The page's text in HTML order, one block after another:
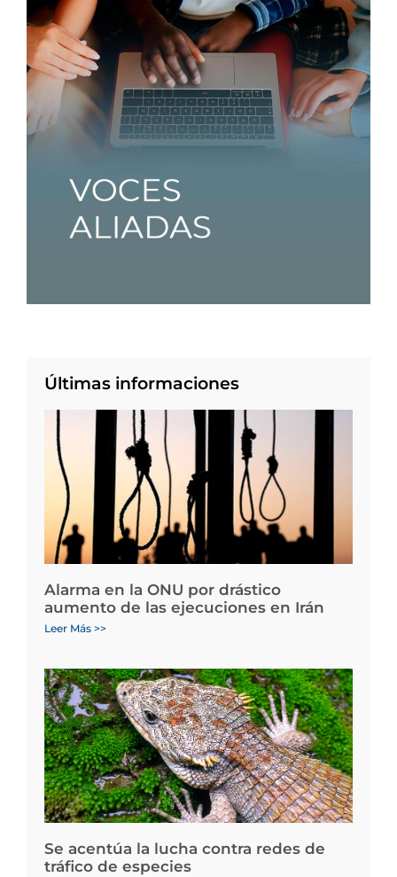
Últimas informaciones
Alarma en la ONU por drástico
aumento de las ejecuciones en Irán
Leer Más >>
Se acentúa la lucha contra redes de
tráfico de especies